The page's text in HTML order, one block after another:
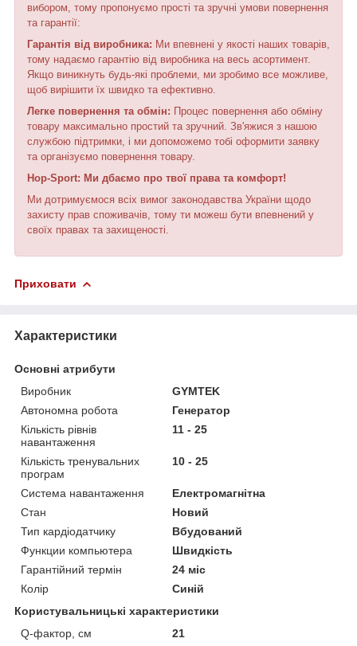
вибором, тому пропонуємо прості та зручні умови повернення
та гарантії:
Гарантія від виробника: Ми впевнені у якості наших товарів,
тому надаємо гарантію від виробника на весь асортимент.
Якщо виникнуть будь-які проблеми, ми зробимо все можливе,
щоб вирішити їх швидко та ефективно.
Легке повернення та обмін: Процес повернення або обміну
товару максимально простий та зручний. Зв'яжися з нашою
службою підтримки, і ми допоможемо тобі оформити заявку
та організуємо повернення товару.
Hop-Sport: Ми дбаємо про твої права та комфорт!
Ми дотримуємося всіх вимог законодавства України щодо
захисту прав споживачів, тому ти можеш бути впевнений у
своїх правах та захищеності.
Приховати
Характеристики
Основні атрибути
Виробник
GYMTEK
Автономна робота
Генератор
Кількість рівнів
навантаження
11 - 25
Кількість тренувальних
програм
10 - 25
Система навантаження
Електромагнітна
Стан
Новий
Тип кардіодатчику
Вбудований
Функции компьютера
Швидкість
Гарантійний термін
24 міс
Колір
Синій
Користувальницькі характеристики
Q-фактор, см
21